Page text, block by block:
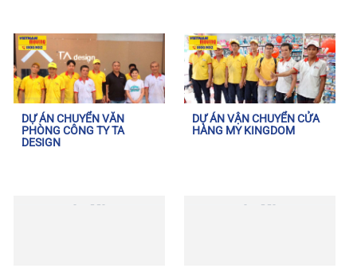
DỰ ÁN CHUYỂN VĂN
PHÒNG CÔNG TY TA
DESIGN
DỰ ÁN VẬN CHUYỂN CỬA
HÀNG MY KINGDOM